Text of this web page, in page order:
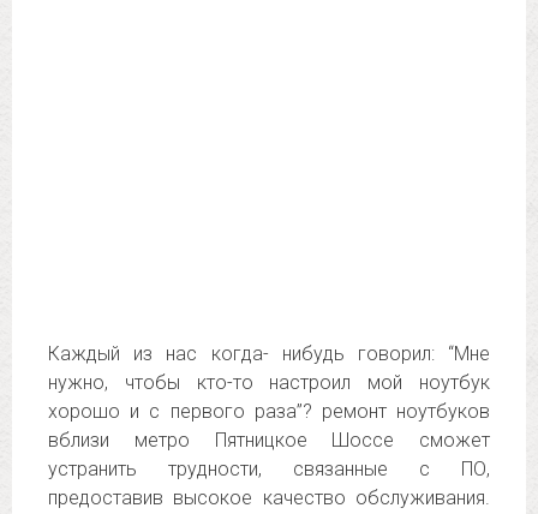
Каждый из нас когда- нибудь говорил: “Мне
нужно, чтобы кто-то настроил мой ноутбук
хорошо и с первого раза”? ремонт ноутбуков
вблизи метро Пятницкое Шоссе сможет
устранить трудности, связанные с ПО,
предоставив высокое качество обслуживания.